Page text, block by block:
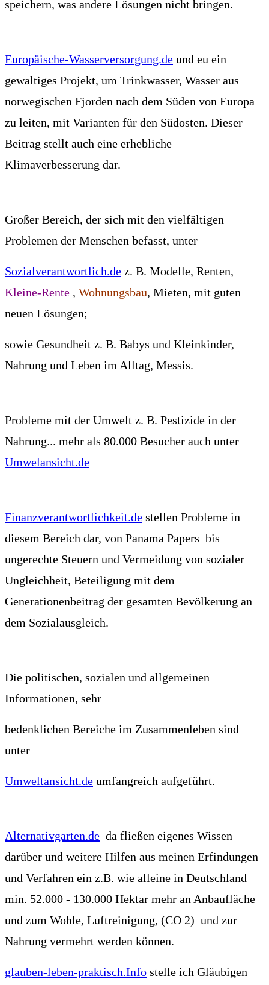
speichern, was andere Lösungen nicht bringen.
Europäische-Wasserversorgung.de und eu ein
gewaltiges Projekt, um Trinkwasser, Wasser aus
norwegischen Fjorden nach dem Süden von Europa
zu leiten, mit Varianten für den Südosten. Dieser
Beitrag stellt auch eine erhebliche
Klimaverbesserung dar.
Großer Bereich, der sich mit den vielfältigen
Problemen der Menschen befasst, unter
Sozialverantwortlich.de z. B. Modelle, Renten,
Kleine-Rente , Wohnungsbau, Mieten, mit guten
neuen Lösungen;
sowie Gesundheit z. B. Babys und Kleinkinder,
Nahrung und Leben im Alltag, Messis.
Probleme mit der Umwelt z. B. Pestizide in der
Nahrung... mehr als 80.000 Besucher auch unter
Umwelansicht.de
Finanzverantwortlichkeit.de stellen Probleme in
diesem Bereich dar, von Panama Papers bis
ungerechte Steuern und Vermeidung von sozialer
Ungleichheit, Beteiligung mit dem
Generationenbeitrag der gesamten Bevölkerung an
dem Sozialausgleich.
Die politischen, sozialen und allgemeinen
Informationen, sehr
bedenklichen Bereiche im Zusammenleben sind
unter
Umweltansicht.de umfangreich aufgeführt.
Alternativgarten.de da fließen eigenes Wissen
darüber und weitere Hilfen aus meinen Erfindungen
und Verfahren ein z.B. wie alleine in Deutschland
min. 52.000 - 130.000 Hektar mehr an Anbaufläche
und zum Wohle, Luftreinigung, (CO 2) und zur
Nahrung vermehrt werden können.
glauben-leben-praktisch.Info stelle ich Gläubigen